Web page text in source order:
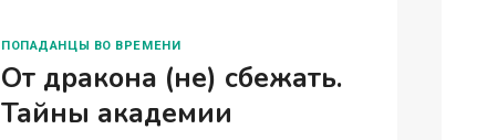
ПОПАДАНЦЫ ВО ВРЕМЕНИ
От дракона (не) сбежать.
Тайны академии